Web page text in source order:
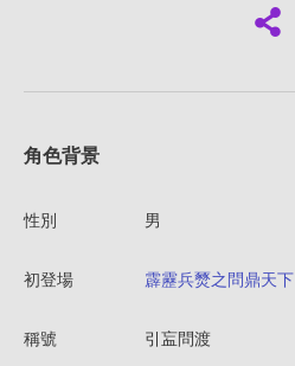
角色背景
性別 男
初登場 霹靂兵燹之問鼎天下
稱號 引衁問渡